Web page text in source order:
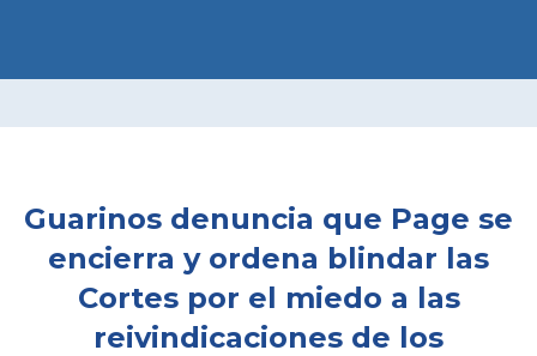
Guarinos denuncia que Page se
encierra y ordena blindar las
Cortes por el miedo a las
reivindicaciones de los